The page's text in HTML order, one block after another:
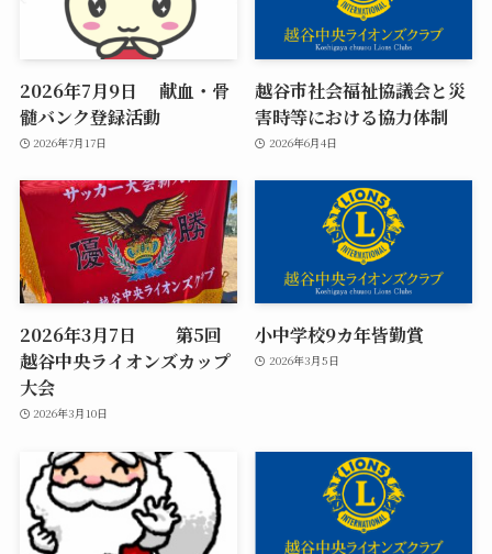
2026年7月9日 献血・骨
髄バンク登録活動
2026年7月17日
越谷市社会福祉協議会と災
害時等における協力体制
2026年6月4日
2026年3月7日 第5回
越谷中央ライオンズカップ
大会
2026年3月10日
小中学校9カ年皆勤賞
2026年3月5日